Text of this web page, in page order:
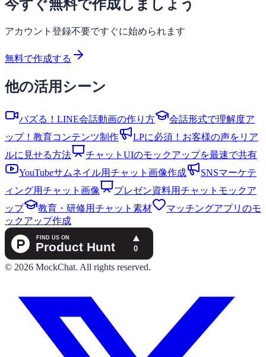
今すぐ無料で作成しましょう
アカウント登録不要ですぐに始められます
無料で作成する
他の活用シーン
バズる！LINE会話動画の作り方
会話形式で理解度ア
ップ！教育コンテンツ制作
LPに必須！お客様の声をリア
ルに見せる方法
チャットUIのモックアップを最速で共有
YouTubeサムネイル用チャット画像作成
SNSマーケテ
ィング用チャット画像
プレゼン資料用チャットモックア
ップ
教育・研修用チャット素材
マッチングアプリのモ
ックアップ作成
© 2026 MockChat. All rights reserved.